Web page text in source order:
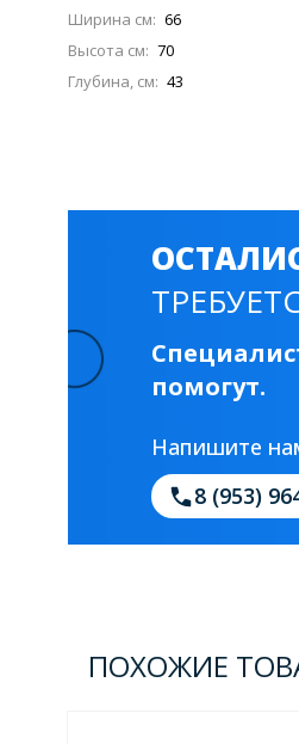
Ширина см: 66
Высота см: 70
Глубина, см: 43
помогут.
Напишите
8 (953)
ПОХОЖИЕ